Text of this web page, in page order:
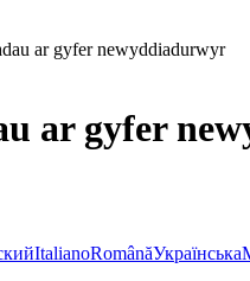
ar gyfer newyddiadurwyr
ar gyfer
ItalianoRomânăУкраїнська